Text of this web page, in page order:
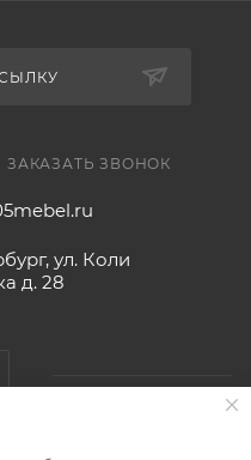
ЗАКАЗАТЬ ЗВОНОК
ул. Коли
д. 28